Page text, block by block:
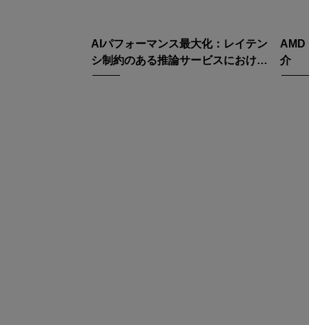
AIパフォーマンス最大化：レイテン
シ制約のある推論サービスにおける
AMD EPYC 9575F CPUの役割
AMD
介